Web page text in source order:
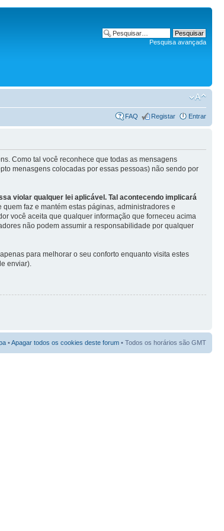
Pesquisa avançada
FAQ Registar Entrar
Como tal você reconhece que todas as mensagens
menasgens colocadas por essas pessoas) não sendo por
violar qualquer lei aplicável. Tal acontecendo implicará
quem faz e mantém estas páginas, administradores e
você aceita que qualquer informação que forneceu acima
não podem assumir a responsabilidade por qualquer
para melhorar o seu conforto enquanto visita estes
enviar).
•Apagar todos os cookies deste forum • Todos os horários são GMT